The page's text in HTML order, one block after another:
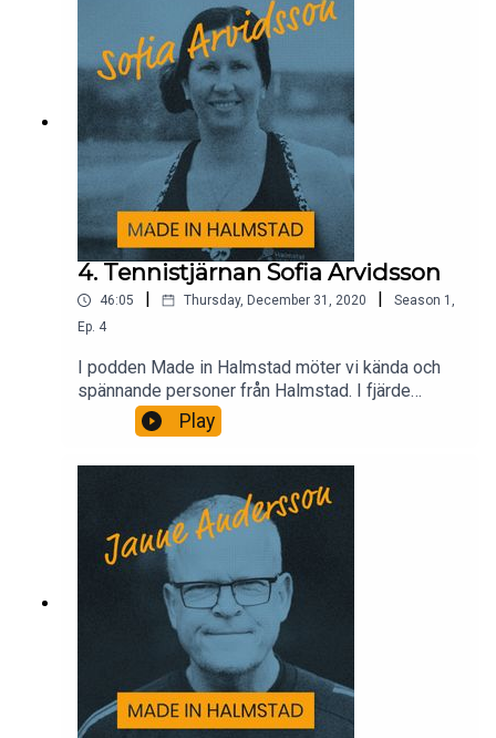
4. Tennistjärnan Sofia Arvidsson
46:05 Thursday, December 31, 2020 Season 1 ,
Ep. 4
I podden Made in Halmstad möter vi kända och
spännande personer från Halmstad. I fjärde
avsnittet i poddserien möter vi tennislegendaren
Sofia Arvidsson.
Play